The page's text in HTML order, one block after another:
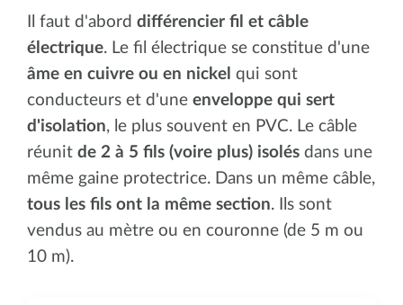
Il faut d'abord différencier fil et câble
électrique. Le fil électrique se constitue d'une
âme en cuivre ou en nickel qui sont
conducteurs et d'une enveloppe qui sert
d'isolation, le plus souvent en PVC. Le câble
réunit de 2 à 5 fils (voire plus) isolés dans une
même gaine protectrice. Dans un même câble,
tous les fils ont la même section. Ils sont
vendus au mètre ou en couronne (de 5 m ou
10 m).